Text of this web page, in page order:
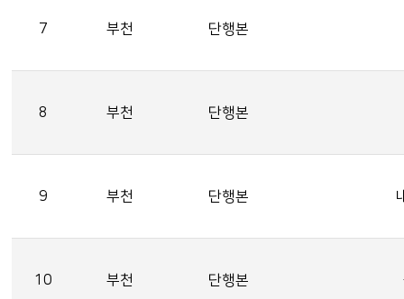
7 부천 단행본
8 부천 단행본
9 부천 단행본
10 부천 단행본